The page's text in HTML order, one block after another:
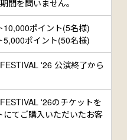
間を問いません。
10,000ポイント(5名様)
5,000ポイント(50名様)
'26 公演終了から
'26のチケットを
にてご購入いただいたお客